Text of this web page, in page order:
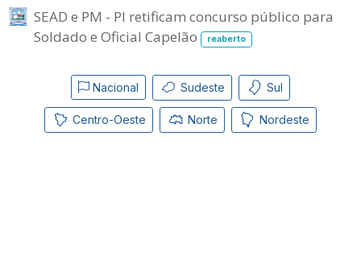
SEAD e PM - PI retificam concurso público para
Soldado e Oficial Capelão
reaberto
Nacional Sudeste Sul
Centro-Oeste Norte Nordeste